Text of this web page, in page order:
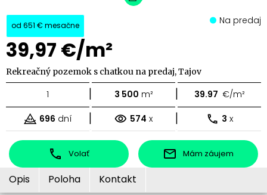
od 651 € mesačne
39,97 €/m²
Na predaj
Rekreačný pozemok s chatkou na predaj, Tajov
1 | 3 500 m² | 39.97 €/m²
696 dní | 574 x | 3 x
Volať Mám záujem
Opis Poloha Kontakt